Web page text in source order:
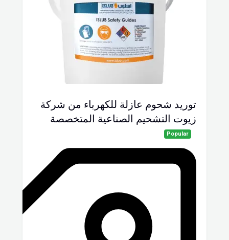
توريد شحوم عازلة للكهرباء من شركة
زيوت التشحيم الصناعية المتخصصة
Popular